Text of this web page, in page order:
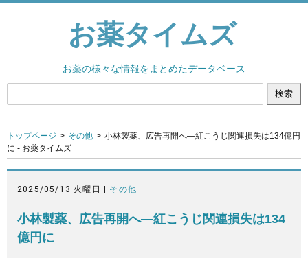
お薬タイムズ
お薬の様々な情報をまとめたデータベース
トップページ その他
小林製薬、広告再開へ—紅こうじ関連損失は134億円
に - お薬タイムズ
2025/05/13 火曜日 | その他
小林製薬、広告再開へ—紅こうじ関連損失は134
億円に